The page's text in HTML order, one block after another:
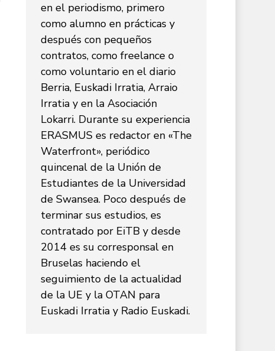
en el periodismo, primero
como alumno en prácticas y
después con pequeños
contratos, como freelance o
como voluntario en el diario
Berria, Euskadi Irratia, Arraio
Irratia y en la Asociación
Lokarri. Durante su experiencia
ERASMUS es redactor en «The
Waterfront», periódico
quincenal de la Unión de
Estudiantes de la Universidad
de Swansea. Poco después de
terminar sus estudios, es
contratado por EiTB y desde
2014 es su corresponsal en
Bruselas haciendo el
seguimiento de la actualidad
de la UE y la OTAN para
Euskadi Irratia y Radio Euskadi.